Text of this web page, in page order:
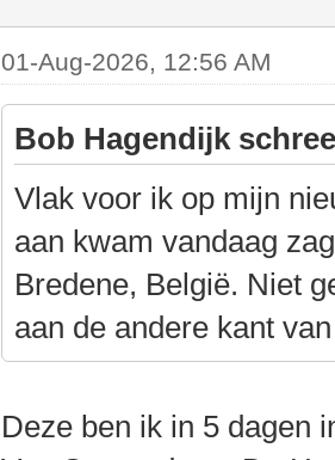
01-Aug-2026, 12:56 AM
Bob Hagendijk
Vlak voor ik op mijn
aan kwam vandaag
Bredene, België. Niet
aan de andere kant
Deze ben ik in 5 dagen